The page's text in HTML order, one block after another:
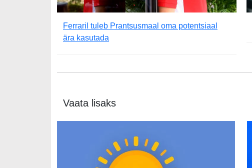
Ferraril tuleb Prantsusmaal oma potentsiaal
ära kasutada
Vaata lisaks